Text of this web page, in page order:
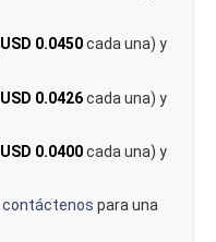
USD 0.0450cada una) y
USD 0.0426cada una) y
USD 0.0400cada una) y
contáctenos para una